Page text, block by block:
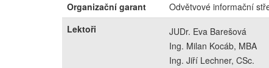
Organizační garant
Odvětvové informační
Lektoři
JUDr. Eva Barešová
Ing. Milan Kocáb, MBA
Ing. Jiří Lechner, CSc.